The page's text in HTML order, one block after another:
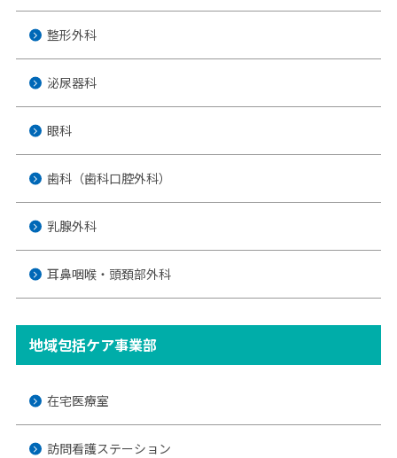
整形外科
泌尿器科
眼科
歯科（歯科口腔外科）
乳腺外科
耳鼻咽喉・頭頚部外科
地域包括ケア事業部
在宅医療室
訪問看護ステーション